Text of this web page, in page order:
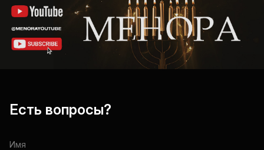
Есть вопросы?